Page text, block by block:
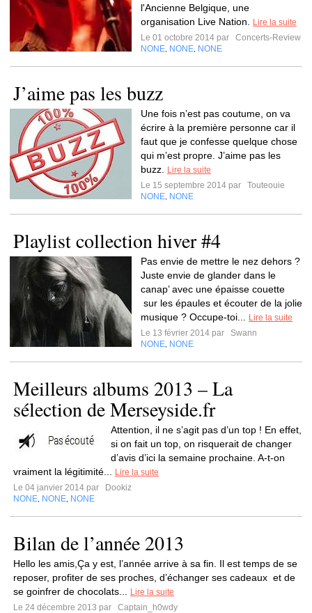
l'Ancienne Belgique, une
organisation Live Nation.
Lire la suite
Le 01 octobre 2014 par
Concerts-Review
NONE NONE NONE
J’aime pas les buzz
Une fois n’est pas coutume, on va
écrire à la première personne car il
faut que je confesse quelque chose
qui m’est propre. J’aime pas les
buzz.
Lire la suite
Le 15 septembre 2014 par
Touteouie
NONE NONE
Playlist collection hiver #4
Pas envie de mettre le nez dehors ?
Juste envie de glander dans le
canap’ avec une épaisse couette
sur les épaules et écouter de la jolie
musique ? Occupe-toi...
Lire la suite
Le 13 février 2014 par
Swann
NONE NONE
Meilleurs albums 2013 – La
sélection de Merseyside.fr
Attention, il ne s’agit pas d’un top ! En effet,
si on fait un top, on risquerait de changer
d’avis d’ici la semaine prochaine. A-t-on
vraiment la légitimité...
Lire la suite
Le 04 janvier 2014 par
Dookiz
NONE NONE NONE
Bilan de l’année 2013
Hello les amis,Ça y est, l’année arrive à sa fin. Il est temps de se
reposer, profiter de ses proches, d’échanger ses cadeaux et de
se goinfrer de chocolats...
Lire la suite
Le 24 décembre 2013 par
Captain_h0wdy